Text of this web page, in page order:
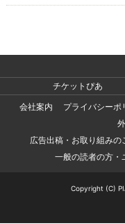
チケットぴあ
会社案内
プライバシーポ
広告出稿・お取り組み
一般の読者の方・
Copyright (C)